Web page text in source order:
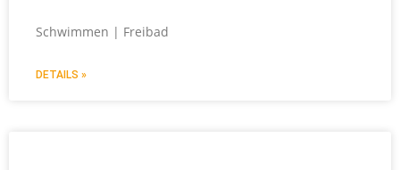
Schwimmen | Freibad
DETAILS »